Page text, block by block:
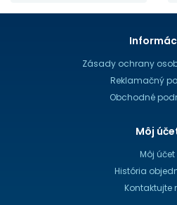
Zásady ochrany
Reklamačný
Obchodné
Môj
Môj účet
História
Kontaktujte